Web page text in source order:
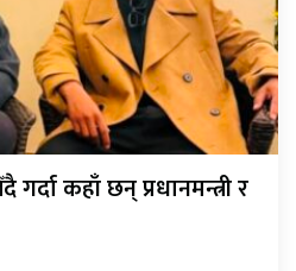
कहाँ छन् प्रधानमन्त्री र